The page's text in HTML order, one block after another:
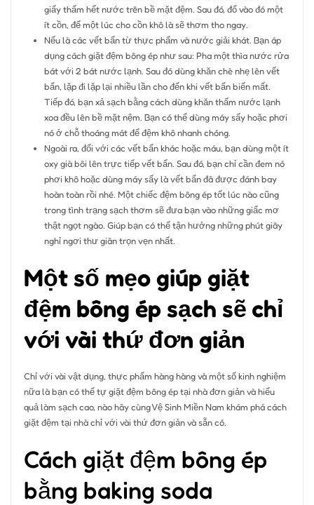
giấy thấm hết nước trên bề mặt đệm. Sau đó, đổ vào đó một
ít cồn, để một lúc cho cồn khô là sẽ thơm tho ngay.
Nếu là các vết bẩn từ thực phẩm và nước giải khát. Bạn áp
dụng cách giặt đệm bông ép như sau: Pha một thìa nước rửa
bát với 2 bát nước lạnh. Sau đó dùng khăn chè nhẹ lên vết
bẩn, lặp đi lặp lại nhiều lần cho đến khi vết bẩn biến mất.
Tiếp đó, bạn xả sạch bằng cách dùng khăn thấm nước lạnh
xoa đều lên bề mặt nệm. Bạn có thể dùng máy sấy hoặc phơi
nó ở chỗ thoáng mát để đệm khô nhanh chóng.
Ngoài ra, đối với các vết bẩn khác hoặc máu, bạn dùng một ít
oxy già bôi lên trực tiếp vết bẩn. Sau đó, bạn chỉ cần đem nó
phơi khô hoặc dùng máy sấy là vết bẩn đã được đánh bay
hoàn toàn rồi nhé. Một chiếc đệm bông ép tốt lúc nào cũng
trong tình trạng sạch thơm sẽ đưa bạn vào những giấc mơ
thật ngọt ngào. Giúp bạn có thể tận hưởng những phút giây
nghỉ ngơi thư giãn trọn vẹn nhất.
Một số mẹo giúp giặt
đệm bông ép sạch sẽ chỉ
với vài thứ đơn giản
Chỉ với vài vật dụng, thực phẩm hàng hàng và một số kinh nghiệm
nữa là bạn có thể tự giặt đệm bông ép tại nhà đơn giản và hiểu
quả làm sạch cao, nào hãy cùng Vệ Sinh Miền Nam khám phá cách
giặt đệm tại nhà chỉ với vài thứ đơn giản và sẵn có.
Cách giặt đệm bông ép
bằng baking soda